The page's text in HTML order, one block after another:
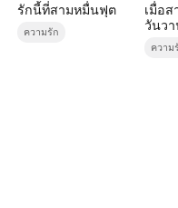
รักนี้ที่สามหมื่นฟุต
ความรัก
เมื่อ
วันว
ความ